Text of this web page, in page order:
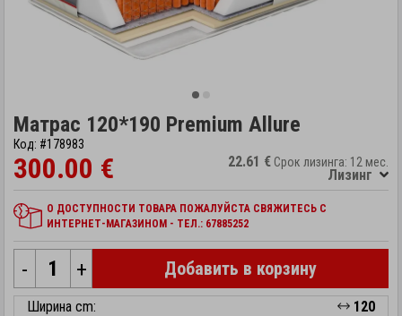
Матрас 120*190 Premium Allure
Код: #178983
300.00 € 22.61 € Срок лизинга: 12 мес.
Лизинг
О ДОСТУПНОСТИ ТОВАРА ПОЖАЛУЙСТА СВЯЖИТЕСЬ С
ИНТЕРНЕТ-МАГАЗИНОМ - ТЕЛ.: 67885252
- + Добавить в корзину
Ширина cm:
120